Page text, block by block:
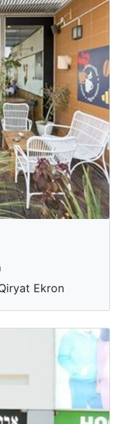
Ekron